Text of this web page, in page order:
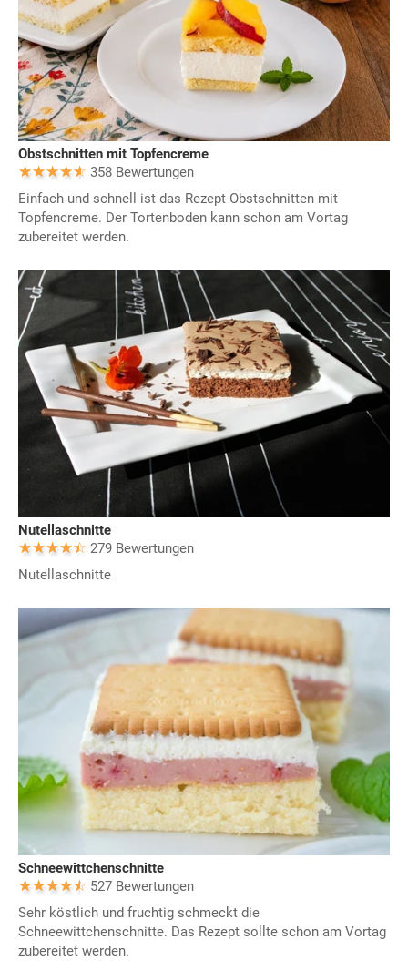
Obstschnitten mit Topfencreme
358 Bewertungen
Einfach und schnell ist das Rezept Obstschnitten mit
Topfencreme. Der Tortenboden kann schon am Vortag
zubereitet werden.
Nutellaschnitte
279 Bewertungen
Nutellaschnitte
Schneewittchenschnitte
527 Bewertungen
Sehr köstlich und fruchtig schmeckt die
Schneewittchenschnitte. Das Rezept sollte schon am Vortag
zubereitet werden.